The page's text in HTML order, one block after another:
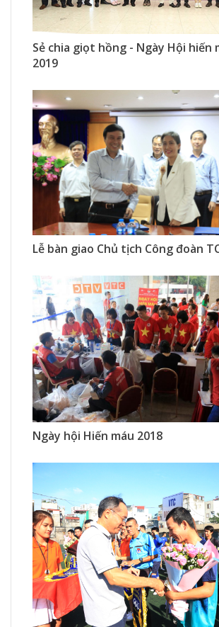
Sẻ chia giọt hồng - Ngày Hội hiến
2019
Lễ bàn giao Chủ tịch Công đoàn
Ngày hội Hiến máu 2018